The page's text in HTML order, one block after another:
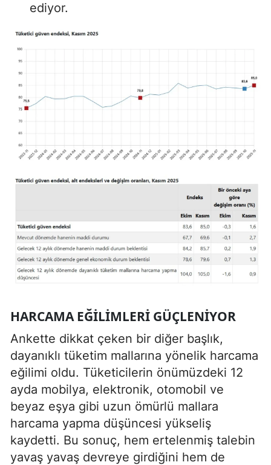
ediyor.
HARCAMA EĞILIMLERI GÜÇLENIYOR
Ankette dikkat çeken bir diğer başlık,
dayanıklı tüketim mallarına yönelik harcama
eğilimi oldu. Tüketicilerin önümüzdeki 12
ayda mobilya, elektronik, otomobil ve
beyaz eşya gibi uzun ömürlü mallara
harcama yapma düşüncesi yükseliş
kaydetti. Bu sonuç, hem ertelenmiş talebin
yavaş yavaş devreye girdiğini hem de